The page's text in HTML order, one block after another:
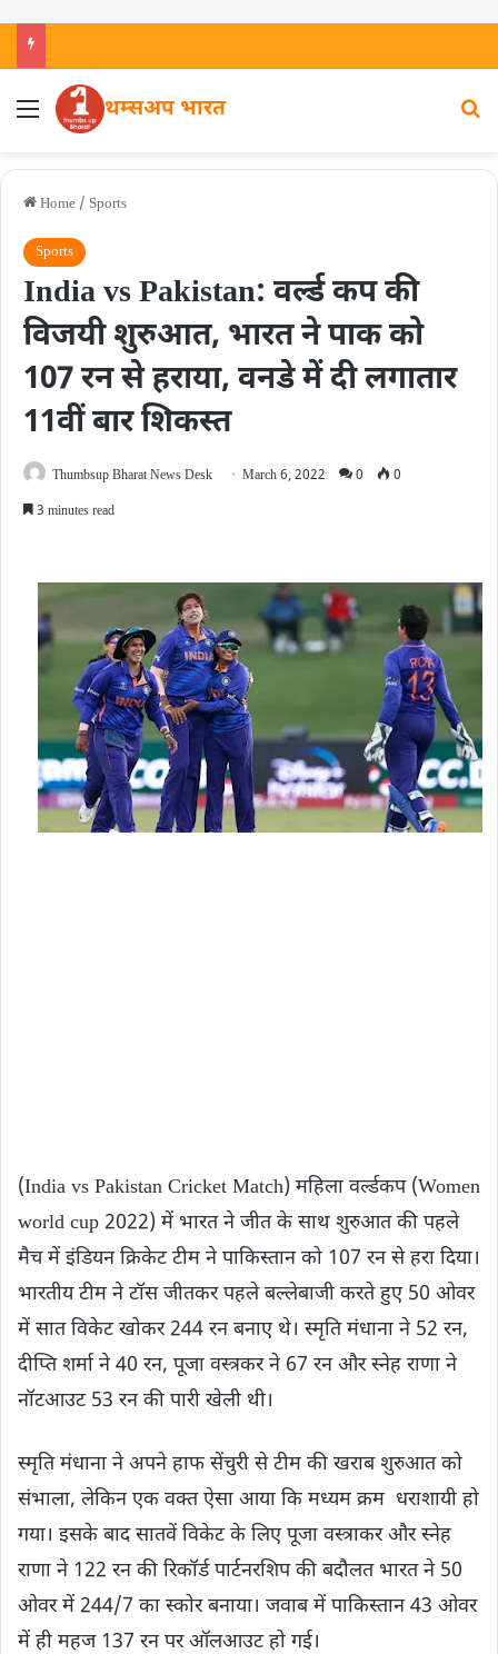
थम्सअप भारत
Home / Sports
Sports
India vs Pakistan: वर्ल्ड कप की
विजयी शुरुआत, भारत ने पाक को
107 रन से हराया, वनडे में दी लगातार
11वीं बार शिकस्त
Thumbsup Bharat News Desk March 6, 2022 0
0
3 minutes read
(India vs Pakistan Cricket Match) महिला वर्ल्डकप (Women
world cup 2022) में भारत ने जीत के साथ शुरुआत की पहले
मैच में इंडियन क्रिकेट टीम ने पाकिस्तान को 107 रन से हरा दिया।
भारतीय टीम ने टॉस जीतकर पहले बल्लेबाजी करते हुए 50 ओवर
में सात विकेट खोकर 244 रन बनाए थे। स्मृति मंधाना ने 52 रन,
दीप्ति शर्मा ने 40 रन, पूजा वस्त्रकर ने 67 रन और स्नेह राणा ने
नॉटआउट 53 रन की पारी खेली थी।
स्मृति मंधाना ने अपने हाफ सेंचुरी से टीम की खराब शुरुआत को
संभाला, लेकिन एक वक्त ऐसा आया कि मध्यम क्रम धराशायी हो
गया। इसके बाद सातवें विकेट के लिए पूजा वस्त्राकर और स्नेह
राणा ने 122 रन की रिकॉर्ड पार्टनरशिप की बदौलत भारत ने 50
ओवर में 244/7 का स्कोर बनाया। जवाब में पाकिस्तान 43 ओवर
में ही महज 137 रन पर ऑलआउट हो गई।